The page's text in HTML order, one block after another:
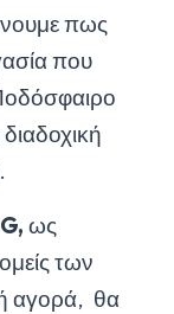
πως
που
, ως
των
αγορά, θα